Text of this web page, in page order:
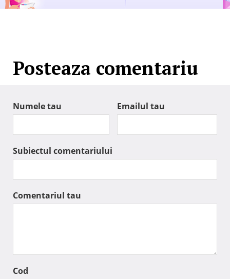
Posteaza comentariu
Numele tau Emailul tau
Subiectul comentariului
Comentariul tau
Cod